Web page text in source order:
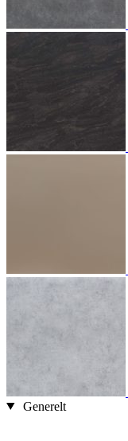
Generelt